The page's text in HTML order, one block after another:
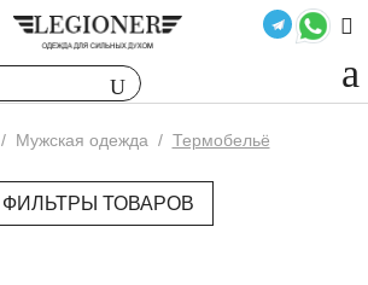
/ Мужская одежда / Термобельё
ФИЛЬТРЫ ТОВАРОВ